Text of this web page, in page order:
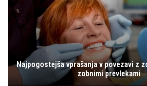
Najpogostejša vprašanja v povezavi z
zobnimi prevlekami